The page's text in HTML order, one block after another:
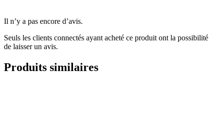
Il n’y a pas encore d’avis.
Seuls les clients connectés ayant acheté ce produit ont la possibilité
de laisser un avis.
Produits similaires